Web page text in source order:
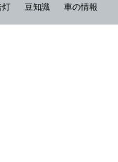
灯 豆知識 車の情報